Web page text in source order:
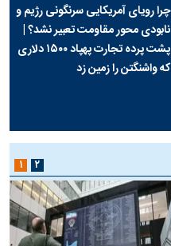
چرا رویای آمریکایی سرنگونی رژیم و
نابودی محور مقاومت تعبیر نشد؟ |
پشت پرده تجارت پهپاد‌ ۱۵۰۰ دلاری
که واشنگتن را زمین زد
۱ ۲